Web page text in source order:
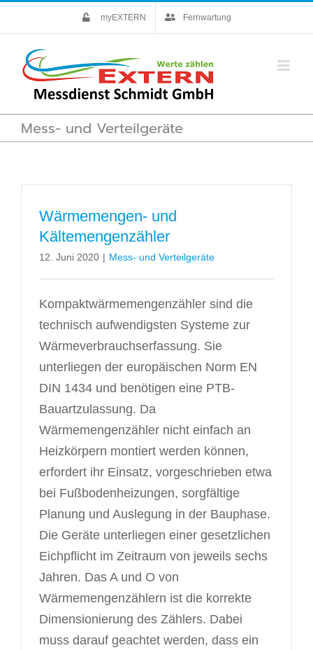
to
content
myEXTERN Fernwartung
Mess- und Verteilgeräte
Wärmemengen- und
Kältemengenzähler
12. Juni 2020 | Mess- und Verteilgeräte
Kompaktwärmemengenzähler sind die
technisch aufwendigsten Systeme zur
Wärmeverbrauchserfassung. Sie
unterliegen der europäischen Norm EN
DIN 1434 und benötigen eine PTB-
Bauartzulassung. Da
Wärmemengenzähler nicht einfach an
Heizkörpern montiert werden können,
erfordert ihr Einsatz, vorgeschrieben etwa
bei Fußbodenheizungen, sorgfältige
Planung und Auslegung in der Bauphase.
Die Geräte unterliegen einer gesetzlichen
Eichpflicht im Zeitraum von jeweils sechs
Jahren. Das A und O von
Wärmemengenzählern ist die korrekte
Dimensionierung des Zählers. Dabei
muss darauf geachtet werden, dass ein